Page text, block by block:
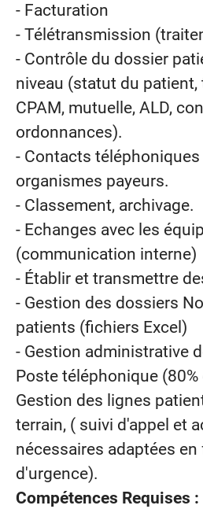
- Facturation
- Télétransmission
- Contrôle du dossier
niveau (statut du
CPAM, mutuelle, ALD,
ordonnances).
- Contacts
organismes payeurs.
- Classement, archivage.
- Echanges avec les
(communication interne)
- Établir et transmettre
- Gestion des dossiers
patients (fichiers Excel)
- Gestion administrative
Poste téléphonique (80%
Gestion des lignes
terrain, ( suivi d'appel et
nécessaires adaptées
d'urgence).
Compétences Requises :